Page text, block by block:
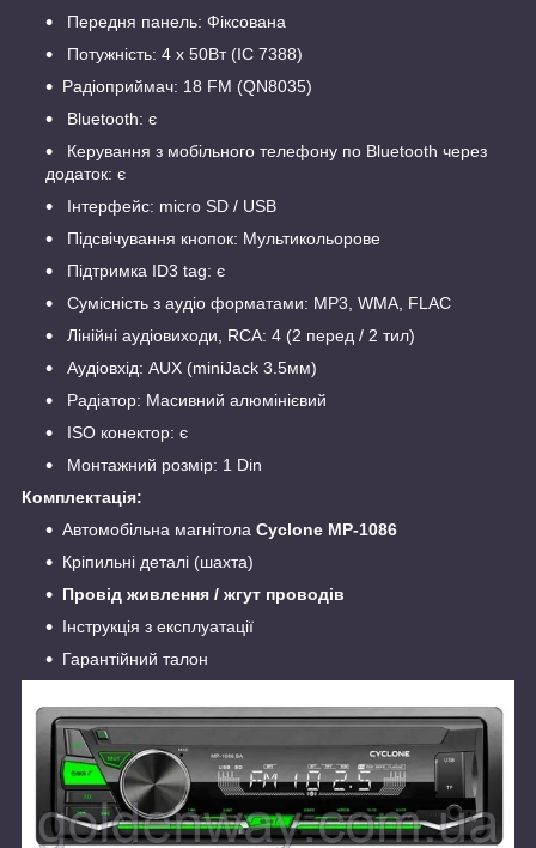
Передня панель: Фіксована
Потужність: 4 х 50Вт (IC 7388)
Радіоприймач: 18 FM (QN8035)
Bluetooth: є
Керування з мобільного телефону по Bluetooth через
додаток: є
Інтерфейс: micro SD / USB
Підсвічування кнопок: Мультикольорове
Підтримка ID3 tag: є
Сумісність з аудіо форматами: MP3, WMA, FLAC
Лінійні аудіовиходи, RCA: 4 (2 перед / 2 тил)
Аудіовхід: AUX (miniJack 3.5мм)
Радіатор: Масивний алюмінієвий
ISO конектор: є
Монтажний розмір: 1 Din
Комплектація:
Автомобільна магнітола Cyclone MP-1086
Кріпильні деталі (шахта)
Провід живлення / жгут проводів
Інструкція з експлуатації
Гарантійний талон